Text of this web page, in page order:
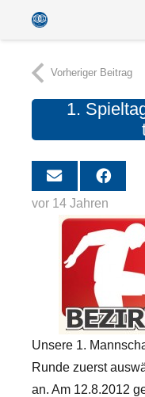
Vorheriger Beitrag
1.
vor 14 Jahren
Unsere 1.
Runde zuerst
an. Am 12.8.2012